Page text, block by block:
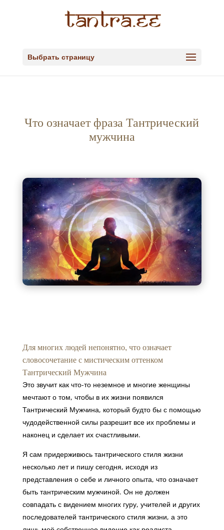
Выбрать страницу
Что означает фраза Тантрический
мужчина
Для многих людей непонятно, что означает
словосочетание с мистическим оттенком
Тантрический Мужчина
Это звучит как что-то неземное и многие женщины
мечтают о том, чтобы в их жизни появился
Тантрический Мужчина, который будто бы с помощью
чудодейственной силы разрешит все их проблемы и
наконец и сделает их счастливыми.
Я сам придерживюсь тантрического стиля жизни
несколько лет и пишу сегодня, исходя из
представления о себе и личного опыта, что означает
быть тантрическим мужчиной. Он не должен
совпадать с видением многих гуру, учителей и других
последователей тантрического стиля жизни, а это